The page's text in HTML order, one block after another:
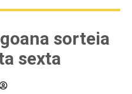
sorteia
sexta